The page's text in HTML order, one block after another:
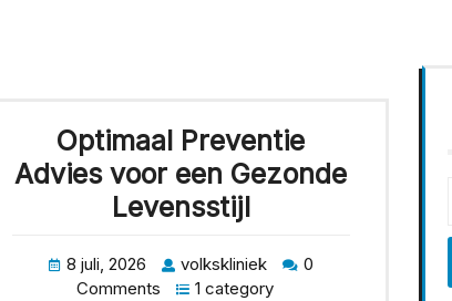
Optimaal Preventie
Advies voor een Gezonde
Levensstijl
8 juli, 2026 volkskliniek
0
Comments
1 category